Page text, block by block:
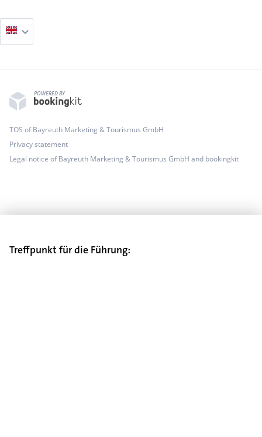
POWERED BY
TOS of Bayreuth Marketing & Tourismus GmbH
Privacy statement
Legal notice of Bayreuth Marketing & Tourismus GmbH and bookingkit
Treffpunkt für die Führung: